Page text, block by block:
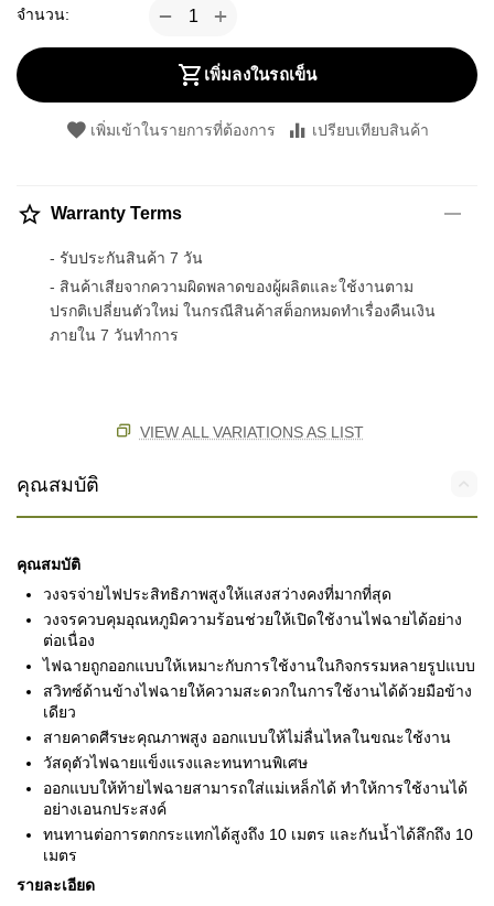
จำนวน: +
−
เพิ่มลงในรถเข็น
เพิ่มเข้าในรายการที่ต้องการ เปรียบเทียบสินค้า
Warranty Terms
- รับประกันสินค้า 7 วัน
- สินค้าเสียจากความผิดพลาดของผู้ผลิตและใช้งานตาม
ปรกติเปลี่ยนตัวใหม่ ในกรณีสินค้าสต็อกหมดทำเรื่องคืนเงิน
ภายใน 7 วันทำการ
VIEW ALL VARIATIONS AS LIST
คุณสมบัติ
คุณสมบัติ
วงจรจ่ายไฟประสิทธิภาพสูงให้แสงสว่างคงที่มากที่สุด
วงจรควบคุมอุณหภูมิความร้อนช่วยให้เปิดใช้งานไฟฉายได้อย่าง
ต่อเนื่อง
ไฟฉายถูกออกแบบให้เหมาะกับการใช้งานในกิจกรรมหลายรูปแบบ
สวิทซ์ด้านข้างไฟฉายให้ความสะดวกในการใช้งานได้ด้วยมือข้าง
เดียว
สายคาดศีรษะคุณภาพสูง ออกแบบให้ไม่ลื่นไหลในขณะใช้งาน
วัสดุตัวไฟฉายแข็งแรงและทนทานพิเศษ
ออกแบบให้ท้ายไฟฉายสามารถใส่แม่เหล็กได้ ทำให้การใช้งานได้
อย่างเอนกประสงค์
ทนทานต่อการตกกระแทกได้สูงถึง 10 เมตร และกันน้ำได้ลึกถึง 10
เมตร
รายละเอียด